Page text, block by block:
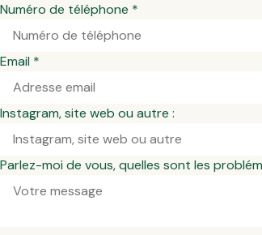
Numéro de téléphone *
Email *
Instagram, site web ou autre :
Parlez-moi de vous, quelles sont les